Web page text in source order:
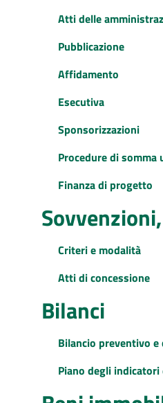
Atti delle
Pubblicazione
Affidamento
Esecutiva
Sponsorizzazioni
Procedure di somma
Finanza di progetto
Criteri e modalità
Atti di concessione
Bilanci
Bilancio preventivo
Piano degli